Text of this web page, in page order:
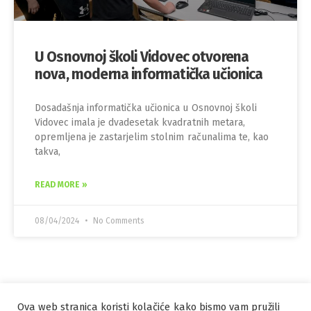
U Osnovnoj školi Vidovec otvorena
nova, moderna informatička učionica
Dosadašnja informatička učionica u Osnovnoj školi
Vidovec imala je dvadesetak kvadratnih metara,
opremljena je zastarjelim stolnim računalima te, kao
takva,
READ MORE »
08/04/2024 No Comments
Ova web stranica koristi kolačiće kako bismo vam pružili